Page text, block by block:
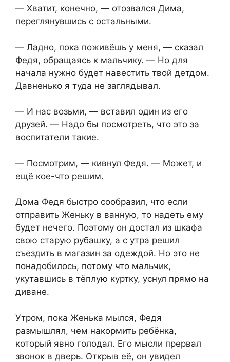
— Хватит, конечно, — отозвался Дима,
переглянувшись с остальными.
— Ладно, пока поживёшь у меня, — сказал
Федя, обращаясь к мальчику. — Но для
начала нужно будет навестить твой детдом.
Давненько я туда не заглядывал.
— И нас возьми, — вставил один из его
друзей. — Надо бы посмотреть, что это за
воспитатели такие.
— Посмотрим, — кивнул Федя. — Может, и
ещё кое-что решим.
Дома Федя быстро сообразил, что если
отправить Женьку в ванную, то надеть ему
будет нечего. Поэтому он достал из шкафа
свою старую рубашку, а с утра решил
съездить в магазин за одеждой. Но это не
понадобилось, потому что мальчик,
укутавшись в тёплую куртку, уснул прямо на
диване.
Утром, пока Женька мылся, Федя
размышлял, чем накормить ребёнка,
который явно голодал. Его мысли прервал
звонок в дверь. Открыв её, он увидел